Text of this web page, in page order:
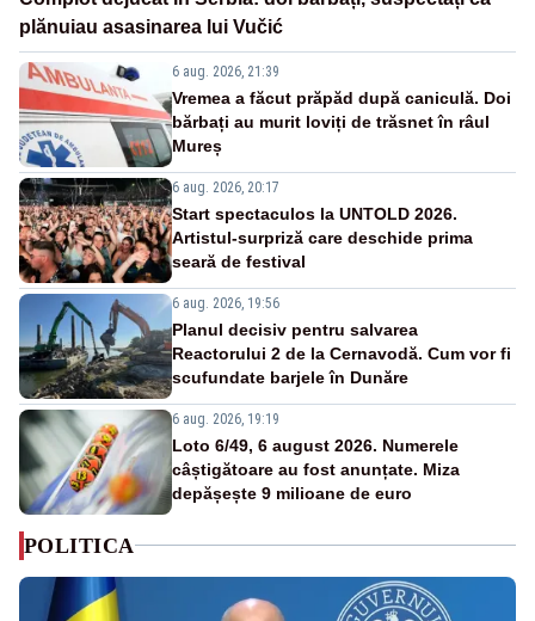
plănuiau asasinarea lui Vučić
6 aug. 2026, 21:39
Vremea a făcut prăpăd după caniculă. Doi
bărbați au murit loviți de trăsnet în râul
Mureș
6 aug. 2026, 20:17
Start spectaculos la UNTOLD 2026.
Artistul-surpriză care deschide prima
seară de festival
6 aug. 2026, 19:56
Planul decisiv pentru salvarea
Reactorului 2 de la Cernavodă. Cum vor fi
scufundate barjele în Dunăre
6 aug. 2026, 19:19
Loto 6/49, 6 august 2026. Numerele
câștigătoare au fost anunțate. Miza
depășește 9 milioane de euro
POLITICA